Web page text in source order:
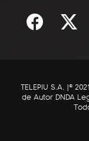
Sociedad
C5N Autos
RatingCero
Términos y
TELEPIU S.A. |©
de Autor DNDA